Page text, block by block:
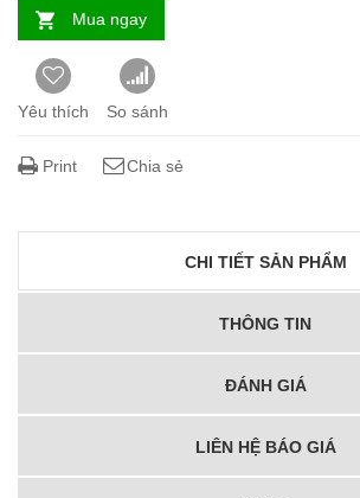
Mua ngay
Yêu thích So sánh
Print Chia sẻ
CHI TIẾT SẢN PHẨM
THÔNG TIN
ĐÁNH GIÁ
LIÊN HỆ BÁO GIÁ